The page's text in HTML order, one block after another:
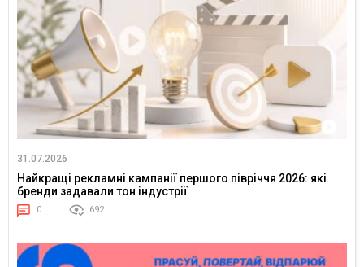
31.07.2026
Найкращі рекламні кампанії першого півріччя 2026: які
бренди задавали тон індустрії
0 692